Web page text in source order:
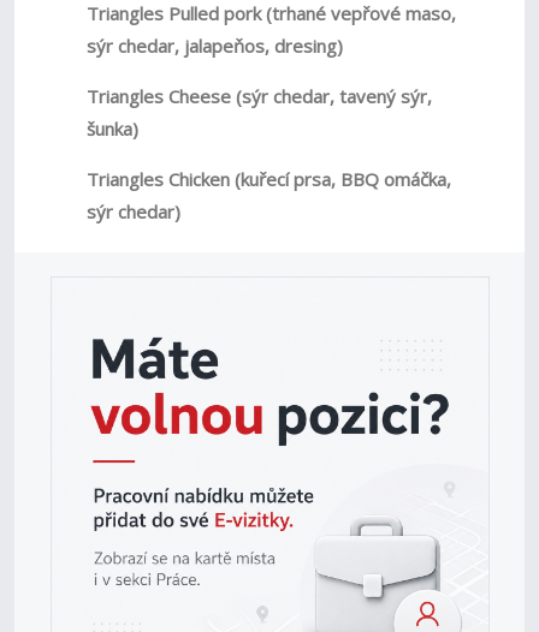
Triangles Pulled pork (trhané vepřové maso,
sýr chedar, jalapeňos, dresing)
Triangles Cheese (sýr chedar, tavený sýr,
šunka)
Triangles Chicken (kuřecí prsa, BBQ omáčka,
sýr chedar)